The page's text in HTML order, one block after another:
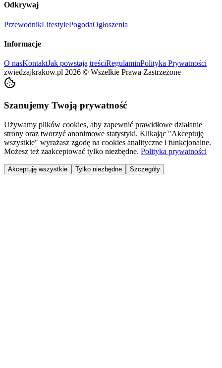
Odkrywaj
PrzewodnikLifestylePogodaOgłoszenia
Informacje
O nasKontaktJak powstają treściRegulaminPolityka Prywatności
zwiedzajkrakow.pl 2026 © Wszelkie Prawa Zastrzeżone
Szanujemy Twoją prywatność
Używamy plików cookies, aby zapewnić prawidłowe działanie
strony oraz tworzyć anonimowe statystyki. Klikając "Akceptuję
wszystkie" wyrażasz zgodę na cookies analityczne i funkcjonalne.
Możesz też zaakceptować tylko niezbędne. Polityka prywatności
Akceptuję wszystkie Tylko niezbędne Szczegóły